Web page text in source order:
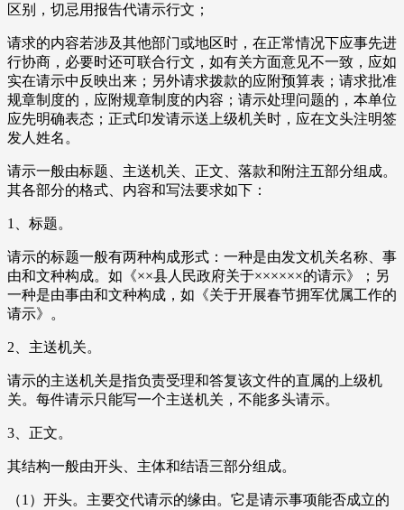
区别，切忌用报告代请示行文；
请求的内容若涉及其他部门或地区时，在正常情况下应事先进
行协商，必要时还可联合行文，如有关方面意见不一致，应如
实在请示中反映出来；另外请求拨款的应附预算表；请求批准
规章制度的，应附规章制度的内容；请示处理问题的，本单位
应先明确表态；正式印发请示送上级机关时，应在文头注明签
发人姓名。
请示一般由标题、主送机关、正文、落款和附注五部分组成。
其各部分的格式、内容和写法要求如下：
1、标题。
请示的标题一般有两种构成形式：一种是由发文机关名称、事
由和文种构成。如《××县人民政府关于××××××的请示》；另
一种是由事由和文种构成，如《关于开展春节拥军优属工作的
请示》。
2、主送机关。
请示的主送机关是指负责受理和答复该文件的直属的上级机
关。每件请示只能写一个主送机关，不能多头请示。
3、正文。
其结构一般由开头、主体和结语三部分组成。
（1）开头。主要交代请示的缘由。它是请示事项能否成立的